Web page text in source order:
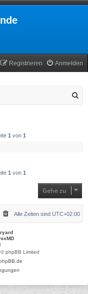
Anmelden
Registrieren
1 von 1
1 von 1
Gehe zu
Alle Zeiten sind UTC+02:00
phpBB Limited